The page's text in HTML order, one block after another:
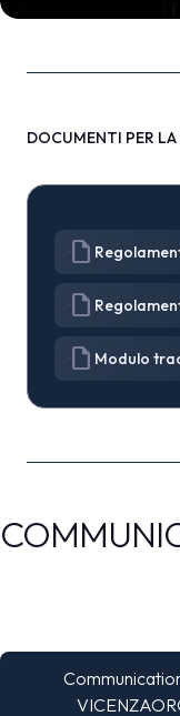
DOCUMENTI PER
draft
draft
draft Modulo